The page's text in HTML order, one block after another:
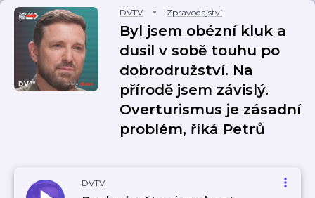
DVTV Zpravodajství
Byl jsem obézní kluk a
dusil v sobě touhu po
dobrodružství. Na
přírodě jsem závislý.
Overturismus je zásadní
problém, říká Petrů
DVTV